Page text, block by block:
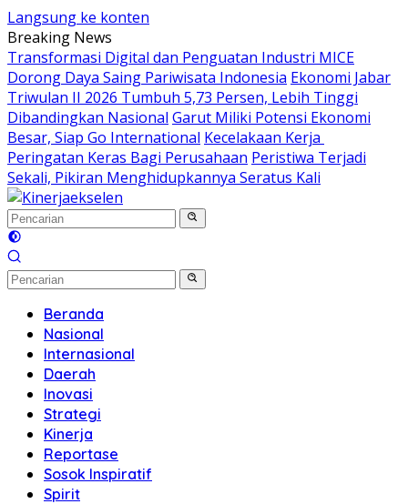
Langsung ke konten
Breaking News
Transformasi Digital dan Penguatan Industri MICE
Dorong Daya Saing Pariwisata Indonesia Ekonomi Jabar
Triwulan II 2026 Tumbuh 5,73 Persen, Lebih Tinggi
Dibandingkan Nasional Garut Miliki Potensi Ekonomi
Besar, Siap Go International Kecelakaan Kerja
Peringatan Keras Bagi Perusahaan Peristiwa Terjadi
Sekali, Pikiran Menghidupkannya Seratus Kali
Beranda
Nasional
Internasional
Daerah
Inovasi
Strategi
Kinerja
Reportase
Sosok Inspiratif
Spirit